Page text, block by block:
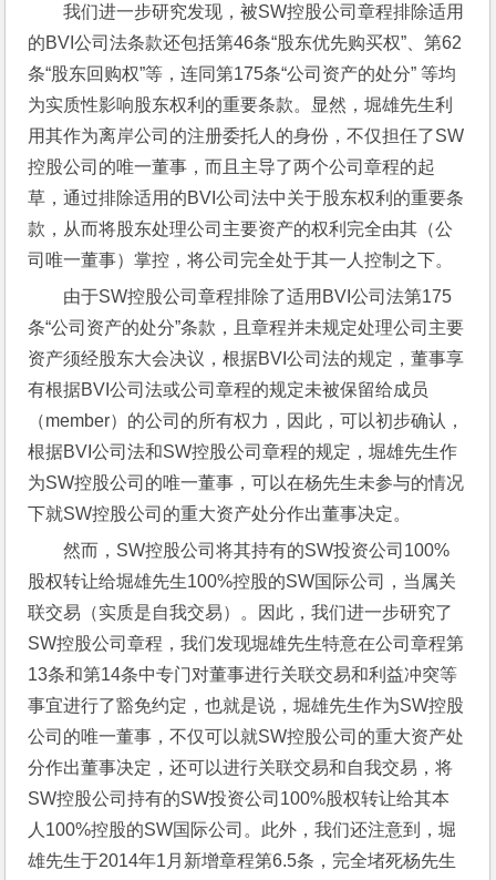
我们进一步研究发现，被SW控股公司章程排除适用
的BVI公司法条款还包括第46条“股东优先购买权”、第62
条“股东回购权”等，连同第175条“公司资产的处分” 等均
为实质性影响股东权利的重要条款。显然，堀雄先生利
用其作为离岸公司的注册委托人的身份，不仅担任了SW
控股公司的唯一董事，而且主导了两个公司章程的起
草，通过排除适用的BVI公司法中关于股东权利的重要条
款，从而将股东处理公司主要资产的权利完全由其（公
司唯一董事）掌控，将公司完全处于其一人控制之下。
由于SW控股公司章程排除了适用BVI公司法第175
条“公司资产的处分”条款，且章程并未规定处理公司主要
资产须经股东大会决议，根据BVI公司法的规定，董事享
有根据BVI公司法或公司章程的规定未被保留给成员
（member）的公司的所有权力，因此，可以初步确认，
根据BVI公司法和SW控股公司章程的规定，堀雄先生作
为SW控股公司的唯一董事，可以在杨先生未参与的情况
下就SW控股公司的重大资产处分作出董事决定。
然而，SW控股公司将其持有的SW投资公司100%
股权转让给堀雄先生100%控股的SW国际公司，当属关
联交易（实质是自我交易）。因此，我们进一步研究了
SW控股公司章程，我们发现堀雄先生特意在公司章程第
13条和第14条中专门对董事进行关联交易和利益冲突等
事宜进行了豁免约定，也就是说，堀雄先生作为SW控股
公司的唯一董事，不仅可以就SW控股公司的重大资产处
分作出董事决定，还可以进行关联交易和自我交易，将
SW控股公司持有的SW投资公司100%股权转让给其本
人100%控股的SW国际公司。此外，我们还注意到，堀
雄先生于2014年1月新增章程第6.5条，完全堵死杨先生